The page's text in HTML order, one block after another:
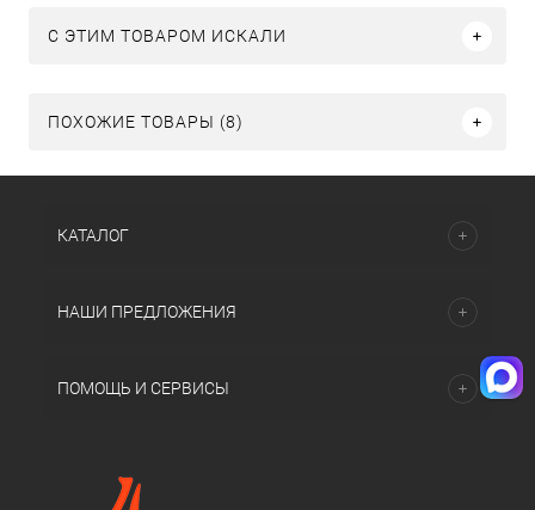
C ЭТИМ ТОВАРОМ ИСКАЛИ
ПОХОЖИЕ ТОВАРЫ (8)
КАТАЛОГ
НАШИ ПРЕДЛОЖЕНИЯ
ПОМОЩЬ И СЕРВИСЫ